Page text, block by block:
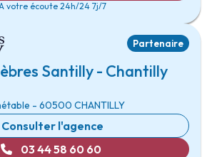
votre écoute 24h/24 7j/7
Partenaire
Santilly - Chantilly
- 60500 CHANTILLY
Consulter l'agence
03 44 58 60 60